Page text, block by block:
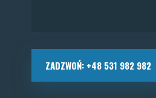
ZADZWOŃ: +48 531 982 982